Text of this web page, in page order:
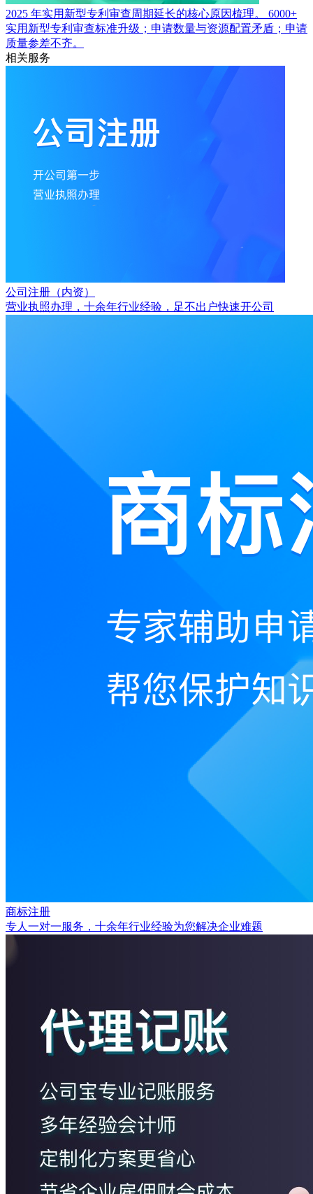
2025 年实用新型专利审查周期延长的核心原因梳理。
6000+
实用新型专利审查标准升级；申请数量与资源配置矛盾；申请
质量参差不齐。
相关服务
公司注册（内资）
营业执照办理，十余年行业经验，足不出户快速开公司
商标注册
专人一对一服务，十余年行业经验为您解决企业难题